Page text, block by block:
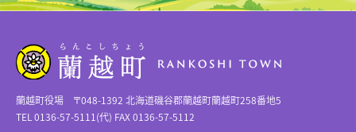
蘭越町役場 〒048-1392 北海道磯谷郡蘭越町蘭越町258番地5
TEL 0136-57-5111(代) FAX 0136-57-5112